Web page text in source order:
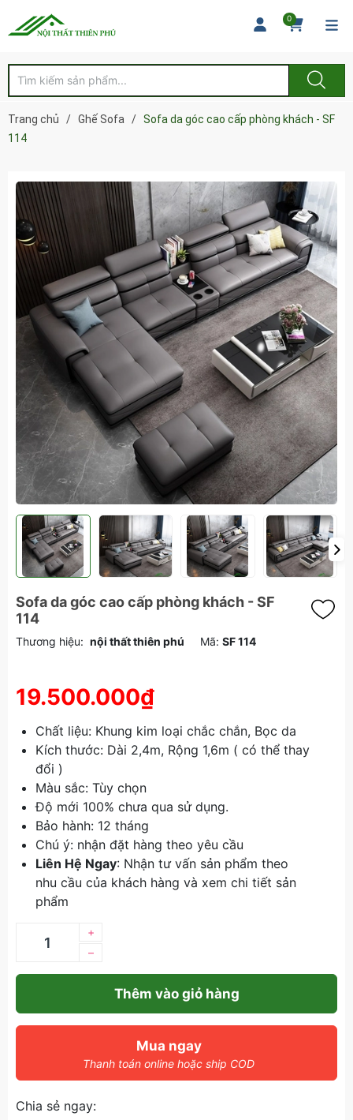
0
Trang chủ / Ghế Sofa / Sofa da góc cao cấp phòng khách - SF
114
Sofa da góc cao cấp phòng khách - SF
114
Thương hiệu: nội thất thiên phú Mã: SF 114
19.500.000₫
Chất liệu: Khung kim loại chắc chắn, Bọc da
Kích thước: Dài 2,4m, Rộng 1,6m ( có thể thay
đổi )
Màu sắc: Tùy chọn
Độ mới 100% chưa qua sử dụng.
Bảo hành: 12 tháng
Chú ý: nhận đặt hàng theo yêu cầu
Liên Hệ Ngay: Nhận tư vấn sản phẩm theo
nhu cầu của khách hàng và xem chi tiết sản
phẩm
–
+
Thêm vào giỏ hàng
Mua ngay
Thanh toán online hoặc ship COD
Chia sẻ ngay: